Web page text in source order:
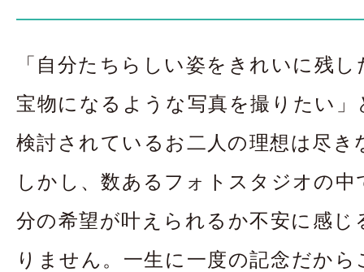
アクセス
「自分たちらしい姿をきれいに残
宝物になるような写真を撮りたい」
検討されているお二人の理想は尽き
しかし、数あるフォトスタジオの
分の希望が叶えられるか不安に感じ
りません。一生に一度の記念だか